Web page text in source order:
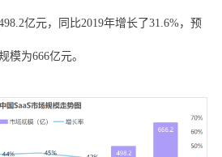
亿元，同比2019年增长了31.6%，预
模为666亿元。